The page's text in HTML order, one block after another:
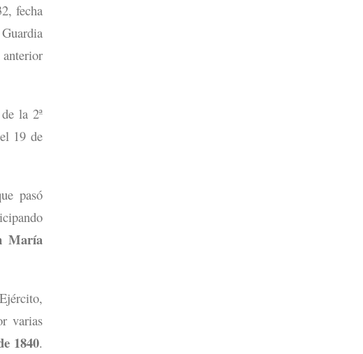
fecha
la 2ª
19 de
pasó
María
varias
1840.